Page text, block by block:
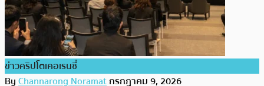
ข่าวคริปโตเคอเรนซี่
ByChannarong Noramatกรกฎาคม 9, 2026